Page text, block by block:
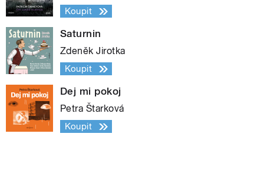
Koupit
Saturnin
Zdeněk Jirotka
Koupit
Dej mi pokoj
Petra Štarková
Koupit